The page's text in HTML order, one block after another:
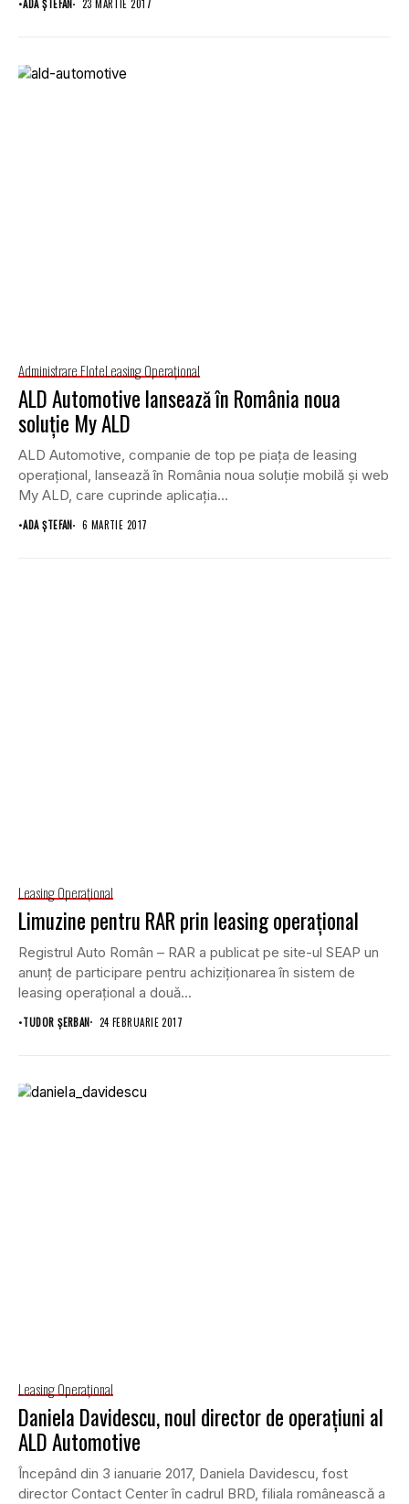
•ADA ȘTEFAN 23 MARTIE 2017
Administrare FloteLeasing Operaţional
ALD Automotive lansează în România noua
soluţie My ALD
ALD Automotive, companie de top pe piaţa de leasing
operaţional, lansează în România noua soluţie mobilă şi web
My ALD, care cuprinde aplicaţia...
•ADA ȘTEFAN 6 MARTIE 2017
Leasing Operaţional
Limuzine pentru RAR prin leasing operațional
Registrul Auto Român – RAR a publicat pe site-ul SEAP un
anunț de participare pentru achiziționarea în sistem de
leasing operațional a două...
•TUDOR ȘERBAN 24 FEBRUARIE 2017
Leasing Operaţional
Daniela Davidescu, noul director de operaţiuni al
ALD Automotive
Începând din 3 ianuarie 2017, Daniela Davidescu, fost
director Contact Center în cadrul BRD, filiala românească a